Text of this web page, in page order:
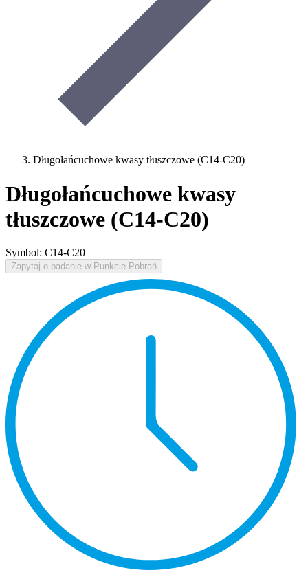
Długołańcuchowe kwasy tłuszczowe (C14-C20)
Długołańcuchowe kwasy
tłuszczowe (C14-C20)
Symbol: C14-C20
Zapytaj o badanie w Punkcie Pobrań